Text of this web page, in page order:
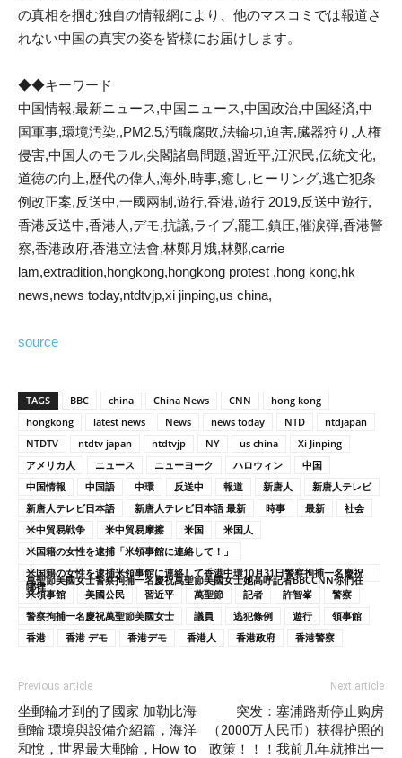
の真相を掴む独自の情報網により、他のマスコミでは報道さ
れない中国の真実の姿を皆様にお届けします。
◆◆キーワード
中国情報,最新ニュース,中国ニュース,中国政治,中国経済,中
国軍事,環境汚染,,PM2.5,汚職腐敗,法輪功,迫害,臓器狩り,人権
侵害,中国人のモラル,尖閣諸島問題,習近平,江沢民,伝統文化,
道徳の向上,歴代の偉人,海外,時事,癒し,ヒーリング,逃亡犯条
例改正案,反送中,一國兩制,遊行,香港,遊行 2019,反送中遊行,
香港反送中,香港人,デモ,抗議,ライブ,罷工,鎮圧,催涙弾,香港警
察,香港政府,香港立法會,林鄭月娥,林鄭,carrie
lam,extradition,hongkong,hongkong protest ,hong kong,hk
news,news today,ntdtvjp,xi jinping,us china,
source
TAGS BBC china China News CNN
hong kong
hongkong
latest news News news today NTD
ntdjapan
NTDTV
ntdtv japan ntdtvjp NY us china
Xi Jinping
アメリカ人
ニュース ニューヨーク ハロウィン
中国
中国情報
中国語 中環 反送中 報道 新唐人
新唐人テレビ
新唐人テレビ日本語
新唐人テレビ日本語 最新 時事 最新
社会
米中貿易戦争
米中貿易摩擦 米国
米国人
米国籍の女性を逮捕「米領事館に連絡して！」
米国籍の女性を逮捕米領事館に連絡して香港中環10月31日警察拘捕一名慶祝
萬聖節美國女士警察拘捕一名慶祝萬聖節美國女士她高呼記者BBCCNN你們在
哪裡
米領事館 美國公民 習近平 萬聖節 記者 許智峯
警察
警察拘捕一名慶祝萬聖節美國女士
議員 逃犯條例 遊行
領事館
香港
香港 デモ 香港デモ 香港人 香港政府 香港警察
Previous article
坐郵輪才到的了國家 加勒比海
郵輪 環境與設備介紹篇，海洋
和悅，世界最大郵輪，How to
Next article
突发：塞浦路斯停止购房
（2000万人民币）获得护照的
政策！！！我前几年就推出一